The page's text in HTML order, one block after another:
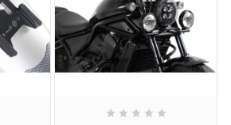
    